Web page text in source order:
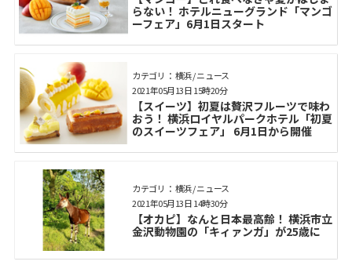
らない！ ホテルニューグランド「マンゴ
ーフェア」6月1日スタート
カテゴリ： 横浜 / ニュース
【スイーツ】初夏は贅沢フルーツで味わ
おう！ 横浜ロイヤルパークホテル「初夏
のスイーツフェア」 6月1日から開催
2021年05月13日 15時20分
カテゴリ： 横浜 / ニュース
【オカピ】なんと日本最高齢！ 横浜市立
金沢動物園の「キィァンガ」が25歳に
2021年05月13日 14時30分